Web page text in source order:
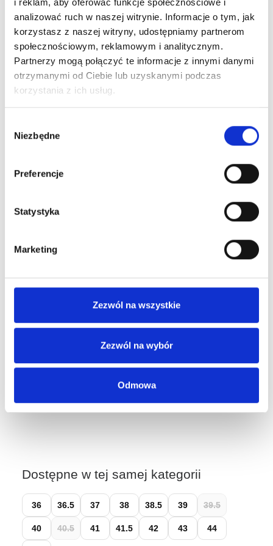
analizować ruch w naszej witrynie. Informacje o tym, jak
korzystasz z naszej witryny, udostępniamy partnerom
społecznościowym, reklamowym i analitycznym.
Partnerzy mogą połączyć te informacje z innymi danymi
otrzymanymi od Ciebie lub uzyskanymi podczas
korzystania z ich usług.
zgody
Niezbędne
Preferencje
Statystyka
Marketing
Zezwól na wszystkie
Zezwól na wybór
Odmowa
Shoes
Scrambler
Trail
Low
WP
Dove/Asphalt
Women's
Dodaj do koszyka
Bezpieczne płatności
Zamów w ciągu
Dla zamówień od 299 zł
Dostępne stacjonarnie:
Kraków, ul. Grodzka 60
Kraków, ul. Długa 76
Wybierz rozmiar, aby sprawdzić dostępność w sklepach.
Łatwy zwrot do 14 dni przez
Dostępne w tej samej kategorii
36 36.5 37 38 38.5 39 39.5
40 40.5 41 41.5 42 43 44